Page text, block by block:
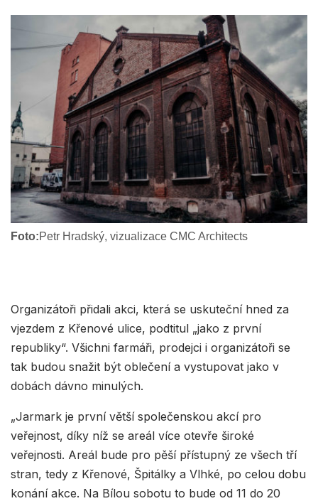
Foto:Petr Hradský, vizualizace CMC Architects
Organizátoři přidali akci, která se uskuteční hned za
vjezdem z Křenové ulice, podtitul „jako z první
republiky“. Všichni farmáři, prodejci i organizátoři se
tak budou snažit být oblečení a vystupovat jako v
dobách dávno minulých.
„Jarmark je první větší společenskou akcí pro
veřejnost, díky níž se areál více otevře široké
veřejnosti. Areál bude pro pěší přístupný ze všech tří
stran, tedy z Křenové, Špitálky a Vlhké, po celou dobu
konání akce. Na Bílou sobotu to bude od 11 do 20